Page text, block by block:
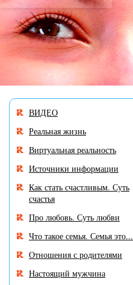
ВИДЕО
Реальная жизнь
Виртуальная реальность
Источники информации
Как стать счастливым. Суть
счастья
Про любовь. Суть любви
Что такое семья. Семья это...
Отношения с родителями
Настоящий мужчина